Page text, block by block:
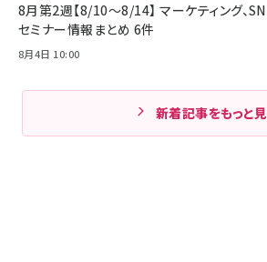
8月第2週【8/10～8/14】 マーケティング、
セミナー情報まとめ 6件
8月4日 10:00
新着記事をもっと